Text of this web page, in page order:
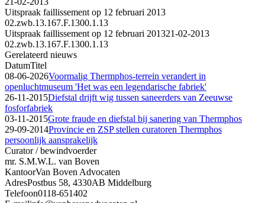
Uitspraak faillissement op 12 februari 2013
02.zwb.13.167.F.1300.1.13
Uitspraak faillissement op 12 februari 201321-02-2013
02.zwb.13.167.F.1300.1.13
Gerelateerd nieuws
DatumTitel
08-06-2026Voormalig Thermphos-terrein verandert in
openluchtmuseum 'Het was een legendarische fabriek'
26-11-2015Diefstal drijft wig tussen saneerders van Zeeuwse
fosforfabriek
03-11-2015Grote fraude en diefstal bij sanering van Thermphos
29-09-2014Provincie en ZSP stellen curatoren Thermphos
persoonlijk aansprakelijk
Curator / bewindvoerder
mr. S.M.W.L. van Boven
KantoorVan Boven Advocaten
AdresPostbus 58, 4330AB Middelburg
Telefoon0118-651402